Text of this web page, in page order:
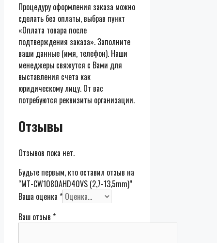
Процедуру оформления заказа можно
сделать без оплаты, выбрав пункт
«Оплата товара после
подтверждения заказа». Заполните
ваши данные (имя, телефон). Наши
менеджеры свяжутся с Вами для
выставления счета как
юридическому лицу. От вас
потребуются реквизиты организации.
Отзывы
Отзывов пока нет.
Будьте первым, кто оставил отзыв на
“MT-CW1080AHD40VS (2,7-13,5mm)”
Ваша оценка *
Ваш отзыв *